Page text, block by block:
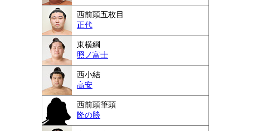
西前頭五枚目
正代
東横綱
照ノ富士
西小結
高安
西前頭筆頭
隆の勝